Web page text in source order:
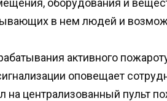
в нем людей и
активного
оповещает
на централизованный пульт